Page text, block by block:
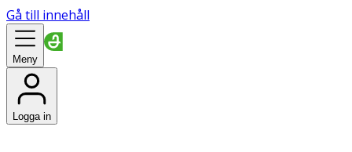
Gå till innehåll
Meny
Logga in